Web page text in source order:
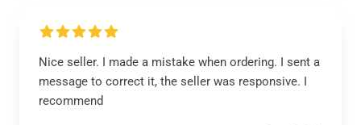
Nice seller. I made a mistake when ordering. I sent a
message to correct it, the seller was responsive. I
recommend